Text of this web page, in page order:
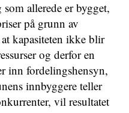
allerede er bygget,
på grunn av
kapasiteten ikke blir
og derfor en
inn fordelingshensyn,
innbyggere teller
vil resultatet